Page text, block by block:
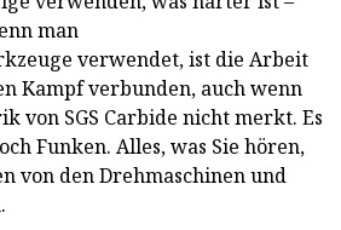
man
verwendet, ist die Arbeit
Kampf verbunden, auch wenn
von SGS Carbide nicht merkt. Es
Funken. Alles, was Sie hören,
von den Drehmaschinen und